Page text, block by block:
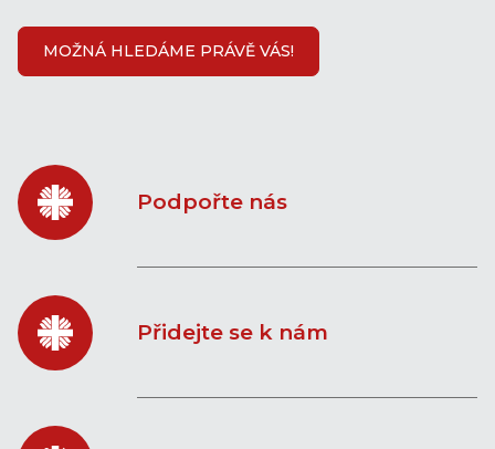
MOŽNÁ HLEDÁME PRÁVĚ VÁS!
Podpořte nás
Přidejte se k nám